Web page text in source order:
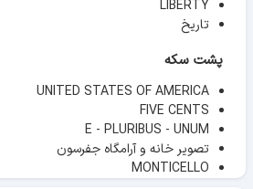
LIBERTY
تاریخ
پشت سکه
UNITED STATES OF AMERICA
FIVE CENTS
E - PLURIBUS - UNUM
تصویر خانه و آرامگاه جفرسون
MONTICELLO